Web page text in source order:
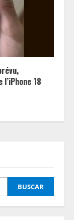
18
BUSCAR